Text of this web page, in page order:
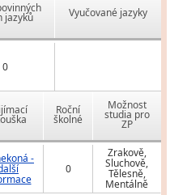
jazyků Vyučované jazyky
0
Roční
školné
Možnost
studia pro
ZP
-
0
Zrakově,
Sluchově,
Tělesně,
Mentálně